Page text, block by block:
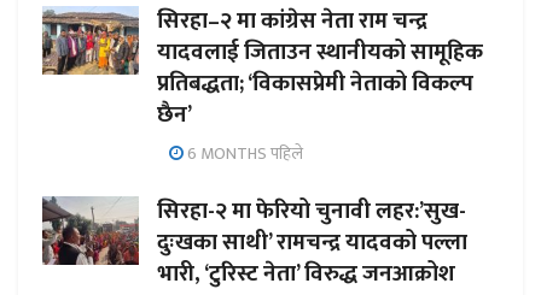
सिरहा–२ मा कांग्रेस नेता राम चन्द्र
यादवलाई जिताउन स्थानीयको सामूहिक
प्रतिबद्धता; ‘विकासप्रेमी नेताको विकल्प
छैन’
6 MONTHS पहिले
सिरहा-२ मा फेरियो चुनावी लहर:’सुख-
दुःखका साथी’ रामचन्द्र यादवको पल्ला
भारी, ‘टुरिस्ट नेता’ विरुद्ध जनआक्रोश